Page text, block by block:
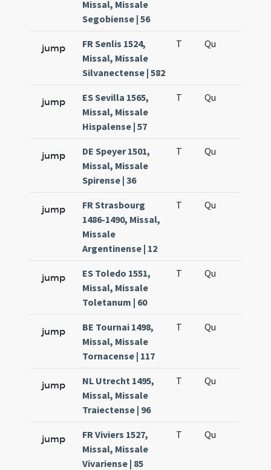
Missal, Missale
Segobiense | 56
jump
FR Senlis 1524,
Missal, Missale
Silvanectense | 582
T Qu
jump
ES Sevilla 1565,
Missal, Missale
Hispalense | 57
T Qu
jump
DE Speyer 1501,
Missal, Missale
Spirense | 36
T Qu
jump
FR Strasbourg
1486-1490, Missal,
Missale
Argentinense | 12
T Qu
jump
ES Toledo 1551,
Missal, Missale
Toletanum | 60
T Qu
jump
BE Tournai 1498,
Missal, Missale
Tornacense | 117
T Qu
jump
NL Utrecht 1495,
Missal, Missale
Traiectense | 96
T Qu
jump
FR Viviers 1527,
Missal, Missale
Vivariense | 85
T Qu